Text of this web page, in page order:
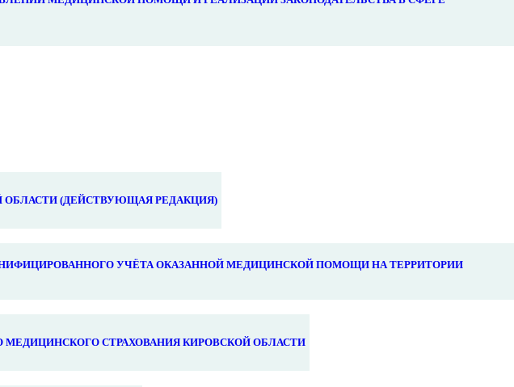
(ДЕЙСТВУЮЩАЯ РЕДАКЦИЯ)
УЧЁТА ОКАЗАННОЙ МЕДИЦИНСКОЙ ПОМОЩИ НА ТЕРРИТОРИИ
СТРАХОВАНИЯ КИРОВСКОЙ ОБЛАСТИ